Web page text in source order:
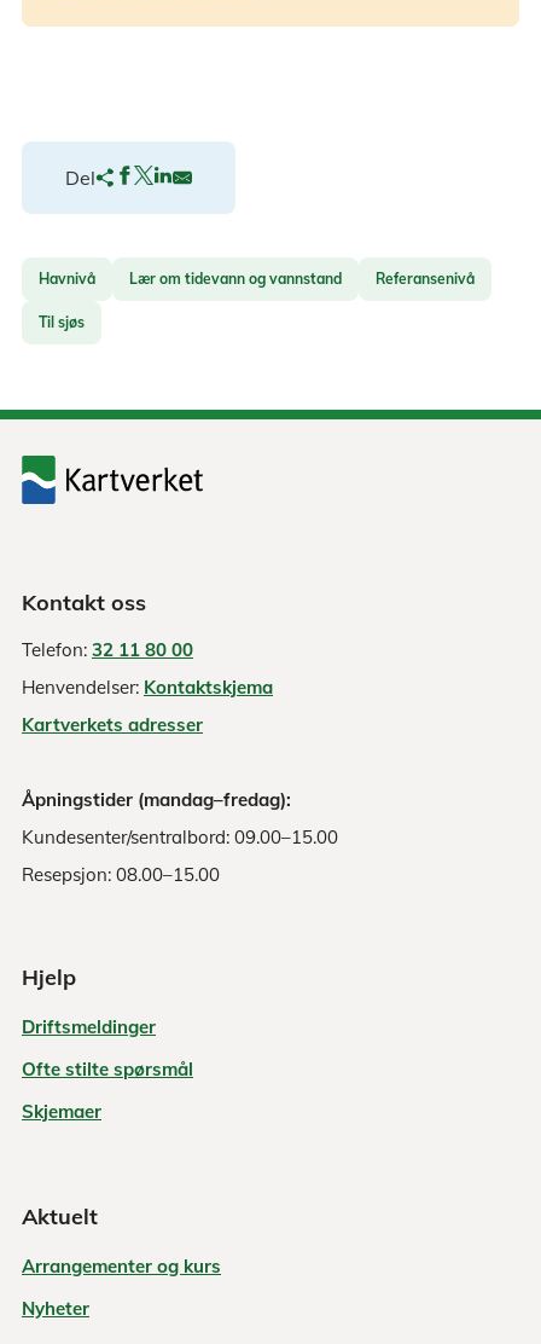
Del
Havnivå Lær om tidevann og vannstand Referansenivå
Til sjøs
Kontakt oss
Telefon: 32 11 80 00
Henvendelser: Kontaktskjema
Kartverkets adresser
Åpningstider (mandag–fredag):
Kundesenter/sentralbord: 09.00–15.00
Resepsjon: 08.00–15.00
Hjelp
Driftsmeldinger
Ofte stilte spørsmål
Skjemaer
Aktuelt
Arrangementer og kurs
Nyheter